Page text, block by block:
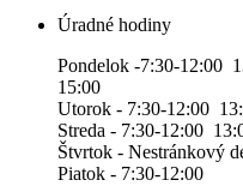
Úradné hodiny
Pondelok -7:30-12:00
15:00
Utorok - 7:30-12:00
Streda - 7:30-12:00
Štvrtok - Nestránkový
Piatok - 7:30-12:00